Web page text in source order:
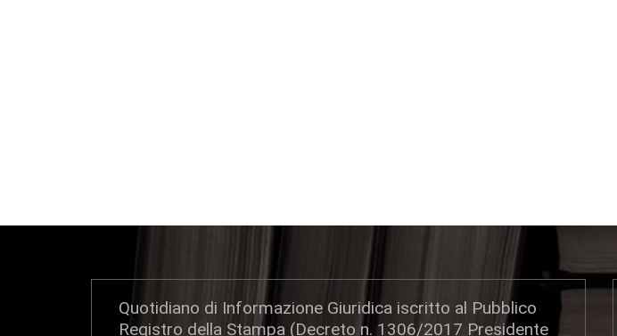
Quotidiano di Informazione Giuridica iscritto al Pubblico
Registro della Stampa (Decreto n. 1306/2017 Presidente